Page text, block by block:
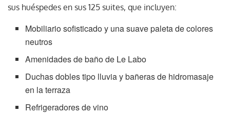
sus huéspedes en sus 125 suites, que incluyen:
Mobiliario sofisticado y una suave paleta de colores
neutros
Amenidades de baño de Le Labo
Duchas dobles tipo lluvia y bañeras de hidromasaje
en la terraza
Refrigeradores de vino